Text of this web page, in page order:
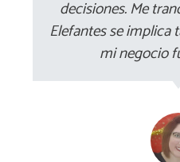
decisiones. Me
Elefantes se implica
mi negocio